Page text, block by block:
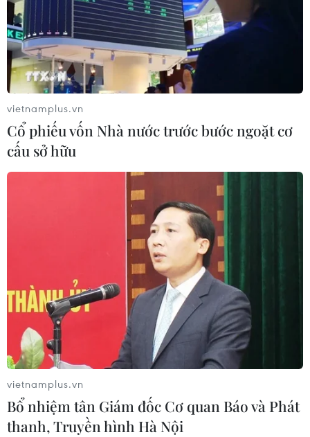
vietnamplus.vn
Cổ phiếu vốn Nhà nước trước bước ngoặt cơ
cấu sở hữu
vietnamplus.vn
Bổ nhiệm tân Giám đốc Cơ quan Báo và Phát
thanh, Truyền hình Hà Nội